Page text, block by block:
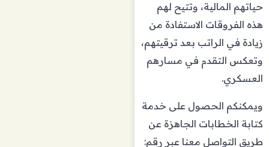
حياتهم المالية، وتتيح لهم
هذه الفروقات الاستفادة من
زيادة في الراتب بعد ترقيتهم،
وتعكس التقدم في مسارهم
العسكري.
ويمكنكم الحصول على خدمة
كتابة الخطابات الجاهزة عن
طريق التواصل معنا عبر رقم: